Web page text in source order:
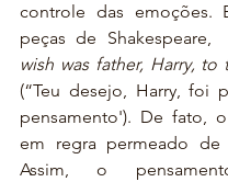
controle das emoções.
peças de Shakespeare,
wish was father, Harry,
(“Teu desejo, Harry, foi
pensamento'). De fato,
em regra permeado de
Assim, o